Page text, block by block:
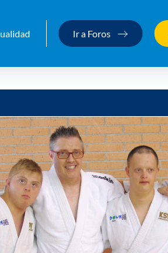
Ir a Foros